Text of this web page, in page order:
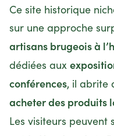
Ce site historique
sur une approche
artisans brugeois à
dédiées aux
conférences, il abrite
acheter des produits
Les visiteurs peuvent